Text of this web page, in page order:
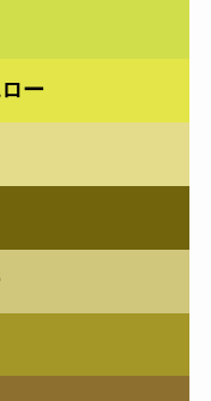
ー